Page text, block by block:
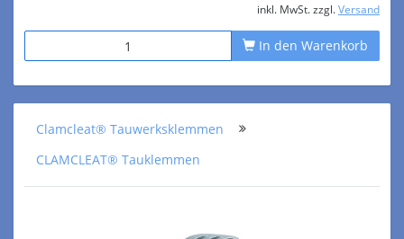
inkl. MwSt. zzgl. Versand
In den Warenkorb
Clamcleat® Tauwerksklemmen
CLAMCLEAT® Tauklemmen